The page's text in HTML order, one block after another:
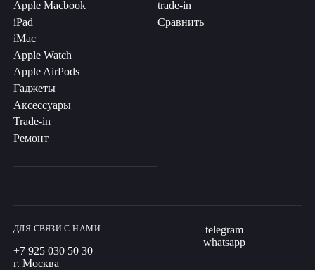
Apple Macbook
iPad
iMac
Apple Watch
Apple AirPods
Гаджеты
Аксессуары
Trade-in
Ремонт
trade-in
Сравнить
ДЛЯ СВЯЗИ С НАМИ
+7 925 030 50 30
г. Москва
telegram
whatsapp